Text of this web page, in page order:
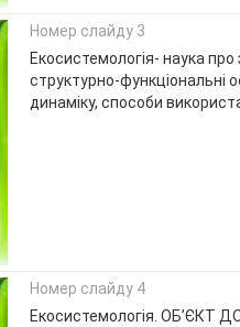
Номер слайду 3
Екосистемологія- наука
структурно-функціональні
динаміку, способи
Номер слайду 4
Екосистемологія.